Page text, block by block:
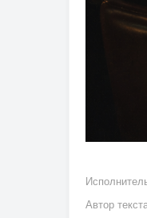
Автор